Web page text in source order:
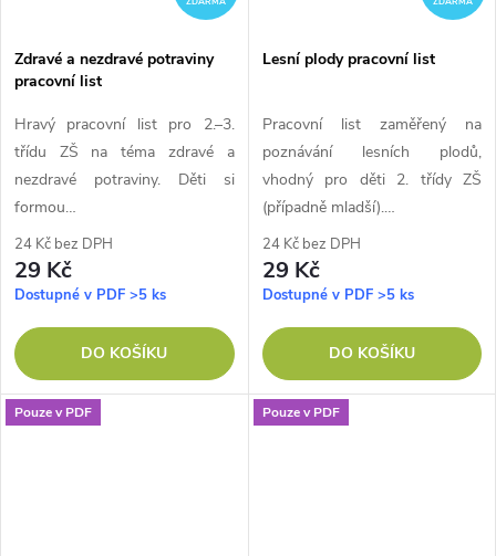
Zdravé a nezdravé potraviny
pracovní list
Hravý pracovní list pro 2.–3.
třídu ZŠ na téma zdravé a
nezdravé potraviny. Děti si
formou…
24 Kč bez DPH
29 Kč
Dostupné v PDF >5 ks
DO KOŠÍKU
Lesní plody pracovní list
Pracovní list zaměřený na
poznávání lesních plodů,
vhodný pro děti 2. třídy ZŠ
(případně mladší).…
24 Kč bez DPH
29 Kč
Dostupné v PDF >5 ks
DO KOŠÍKU
Pouze v PDF Pouze v PDF